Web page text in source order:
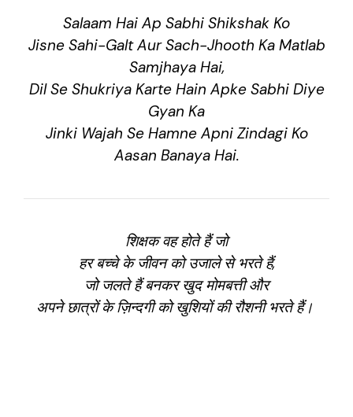
Salaam Hai Ap Sabhi Shikshak Ko
Jisne Sahi-Galt Aur Sach-Jhooth Ka Matlab
Samjhaya Hai,
Dil Se Shukriya Karte Hain Apke Sabhi Diye
Gyan Ka
Jinki Wajah Se Hamne Apni Zindagi Ko
Aasan Banaya Hai.
शिक्षक वह होते हैं जो
हर बच्चे के जीवन को उजाले से भरते हैं,
जो जलते हैं बनकर खुद मोमबत्ती और
अपने छात्रों के ज़िन्दगी को खुशियों की रौशनी भरते हैं।